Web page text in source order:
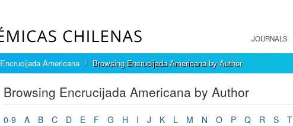
JOURNALS
Encrucijada Americana Browsing Encrucijada Americana by Author
Browsing Encrucijada Americana by Author
0-9 A B C D E F G H I J K L M N O P Q R S T